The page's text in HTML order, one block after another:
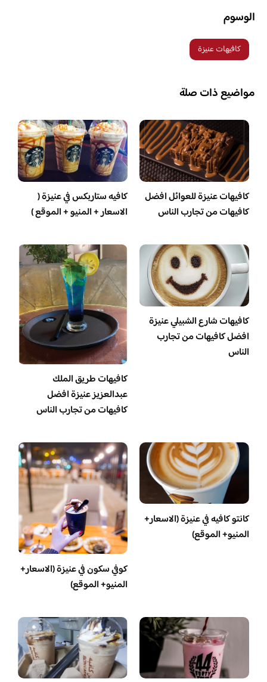
الوسوم
كافيهات عنيزة
مواضيع ذات صلة
كافيهات عنيزة للعوائل افضل
كافيهات من تجارب الناس
كافيه ستاربكس في عنيزة (
الاسعار + المنيو + الموقع )
كافيهات شارع الشبيلي عنيزة
افضل كافيهات من تجارب
الناس
كافيهات طريق الملك
عبدالعزيز عنيزة افضل
كافيهات من تجارب الناس
كانتو كافيه في عنيزة (الاسعار+
المنيو+ الموقع)
كوفي سكون في عنيزة (الاسعار+
المنيو+ الموقع)